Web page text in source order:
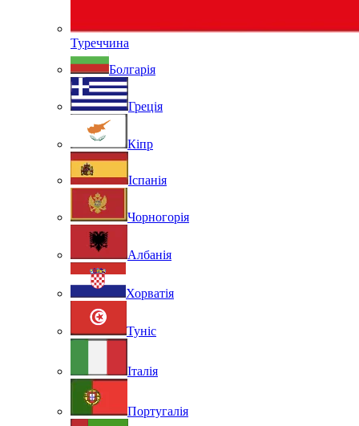
Туреччина
Болгарія
Греція
Кіпр
Іспанія
Чорногорія
Албанія
Хорватія
Туніс
Італія
Португалія